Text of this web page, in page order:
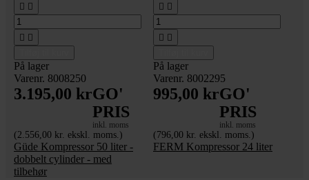
 
 
På lager
Varenr. 8008250
3.195,00 krGO'
PRIS
inkl. moms
(2.556,00 kr. ekskl. moms.)
Güde Kompressor 50 liter -
dobbelt cylinder - med
tilbehør
 
 
På lager
Varenr. 8002295
995,00 krGO'
PRIS
inkl. moms
(796,00 kr. ekskl. moms.)
FERM Kompressor 24 liter